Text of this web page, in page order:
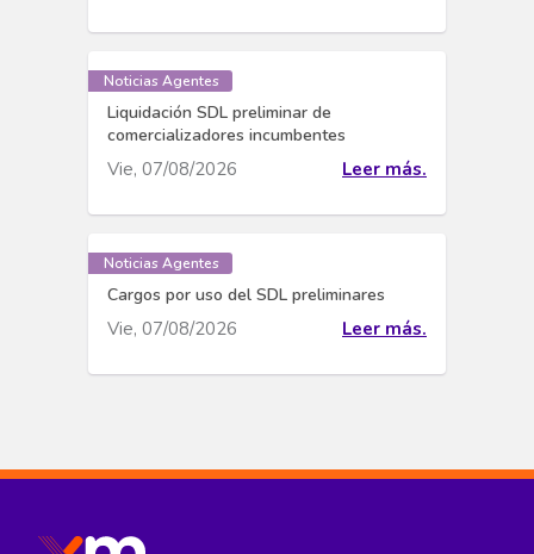
Noticias Agentes
Liquidación SDL preliminar de
comercializadores incumbentes
Vie, 07/08/2026 Leer más.
Noticias Agentes
Cargos por uso del SDL preliminares
Vie, 07/08/2026 Leer más.